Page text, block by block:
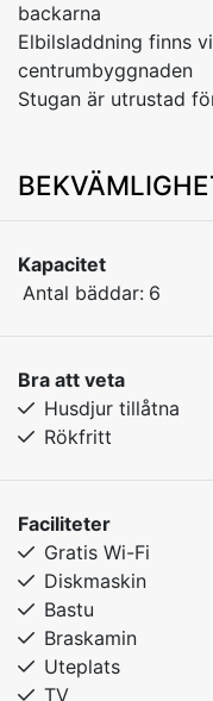
backarna
Elbilsladdning finns
centrumbyggnaden
Stugan är utrustad
Kapacitet
Antal bäddar: 6
Bra att veta
Husdjur tillåtna
Rökfritt
Faciliteter
Gratis Wi-Fi
Diskmaskin
Bastu
Braskamin
Uteplats
TV